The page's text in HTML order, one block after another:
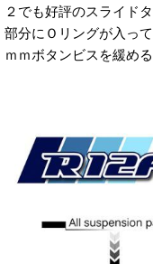
２でも好評のスライ
部分にＯリングが入
ｍｍボタンビスを緩め